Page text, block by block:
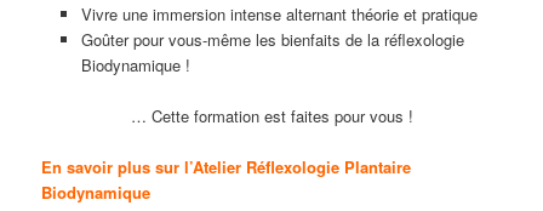
Vivre une immersion intense alternant théorie et pratique
Goûter pour vous-même les bienfaits de la réflexologie
Biodynamique !
… Cette formation est faites pour vous !
En savoir plus sur l’Atelier Réflexologie Plantaire
Biodynamique